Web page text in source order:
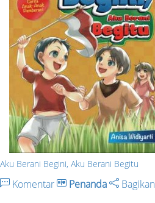
Aku Berani Begini, Aku Berani Begitu
Komentar Penanda Bagikan